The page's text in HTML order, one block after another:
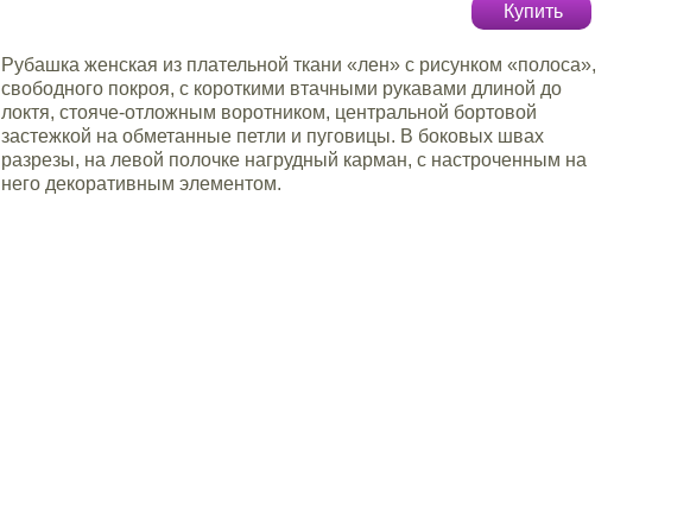
Купить
Рубашка женская из плательной ткани «лен» с рисунком «полоса»,
свободного покроя, с короткими втачными рукавами длиной до
локтя, стояче-отложным воротником, центральной бортовой
застежкой на обметанные петли и пуговицы. В боковых швах
разрезы, на левой полочке нагрудный карман, с настроченным на
него декоративным элементом.